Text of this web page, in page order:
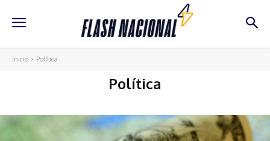
Inicio Política
Política